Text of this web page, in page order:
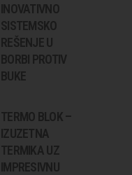
INOVATIVNO
SISTEMSKO
REŠENJE U
BORBI PROTIV
BUKE
TERMO BLOK –
IZUZETNA
TERMIKA UZ
IMPRESIVNU